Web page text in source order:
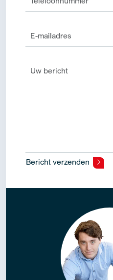
Bericht verzenden